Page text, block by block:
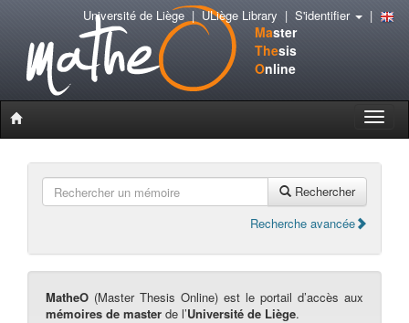
Master
Thesis
Online
Toggle
Université de Liège|ULiège Library | S'identifier |
Rechercher
Recherche avancée
MatheO (Master Thesis Online) est le portail d’accès aux
mémoires de master de l’Université de Liège.